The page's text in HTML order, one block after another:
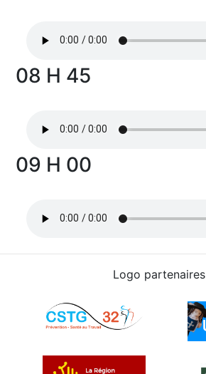
08 H 45
09 H 00
Logo partenaires